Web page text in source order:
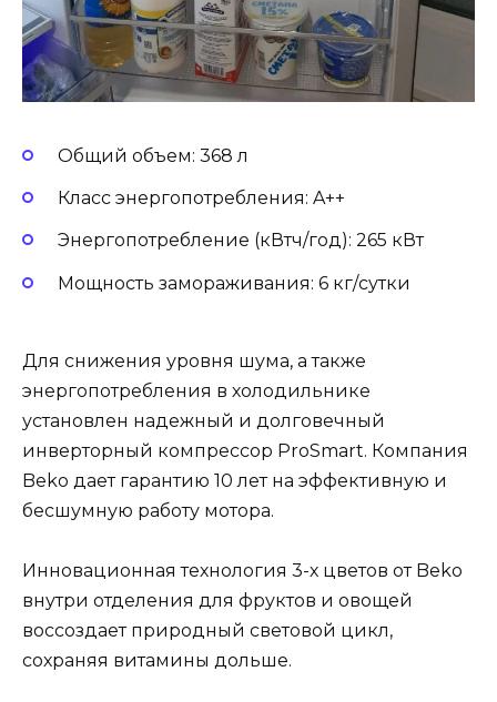
Общий объем: 368 л
Класс энергопотребления: A++
Энергопотребление (кВтч/год): 265 кВт
Мощность замораживания: 6 кг/сутки
Для снижения уровня шума, а также
энергопотребления в холодильнике
установлен надежный и долговечный
инверторный компрессор ProSmart. Компания
Beko дает гарантию 10 лет на эффективную и
бесшумную работу мотора.
Инновационная технология 3-х цветов от Beko
внутри отделения для фруктов и овощей
воссоздает природный световой цикл,
сохраняя витамины дольше.